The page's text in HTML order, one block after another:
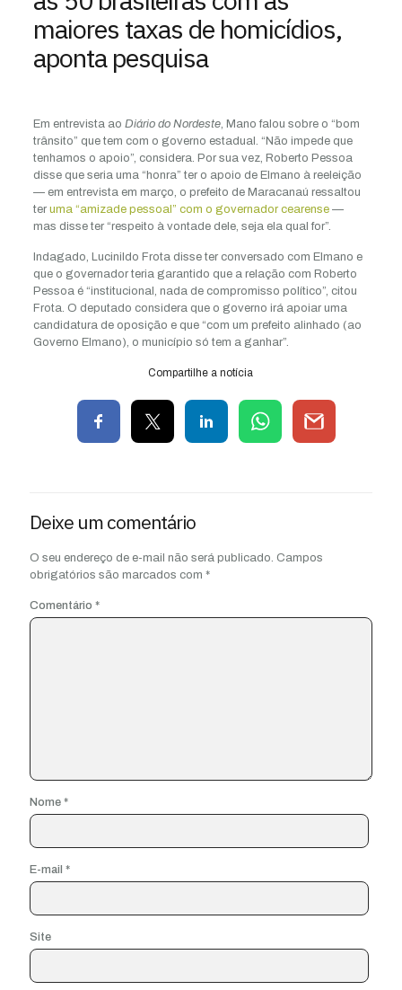
maiores taxas de homicídios,
aponta pesquisa
Em entrevista ao Diário do Nordeste, Mano falou sobre o “bom
trânsito” que tem com o governo estadual. “Não impede que
tenhamos o apoio”, considera. Por sua vez, Roberto Pessoa
disse que seria uma “honra” ter o apoio de Elmano à reeleição
— em entrevista em março, o prefeito de Maracanaú ressaltou
ter uma “amizade pessoal” com o governador cearense—
mas disse ter “respeito à vontade dele, seja ela qual for”.
Indagado, Lucinildo Frota disse ter conversado com Elmano e
que o governador teria garantido que a relação com Roberto
Pessoa é “institucional, nada de compromisso político”, citou
Frota. O deputado considera que o governo irá apoiar uma
candidatura de oposição e que “com um prefeito alinhado (ao
Governo Elmano), o município só tem a ganhar”.
Compartilhe a notícia
Deixe um comentário
O seu endereço de e-mail não será publicado. Campos
obrigatórios são marcados com *
Comentário *
Nome *
E-mail *
Site